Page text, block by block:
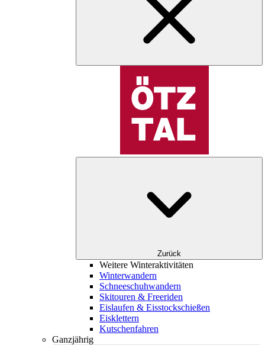
Zurück
Weitere Winteraktivitäten
Winterwandern
Schneeschuhwandern
Skitouren & Freeriden
Eislaufen & Eisstockschießen
Eisklettern
Kutschenfahren
Ganzjährig